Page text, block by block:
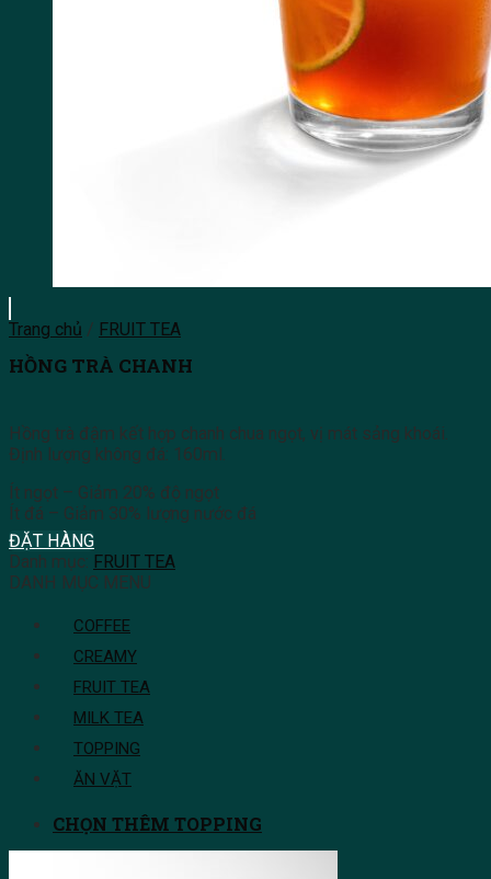
Trang chủ / FRUIT TEA
HỒNG TRÀ CHANH
Hồng trà đậm kết hợp chanh chua ngọt, vị mát sảng khoái.
Định lượng không đá: 160ml.
Ít ngọt – Giảm 20% độ ngọt
Ít đá – Giảm 30% lượng nước đá
ĐẶT HÀNG
Danh mục: FRUIT TEA
DANH MỤC MENU
COFFEE
CREAMY
FRUIT TEA
MILK TEA
TOPPING
ĂN VẶT
CHỌN THÊM TOPPING